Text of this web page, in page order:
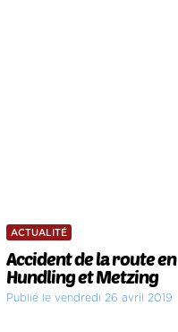
ACTUALITÉ
Accident de la route en
Hundling et Metzing
Publié le vendredi 26 avril 2019